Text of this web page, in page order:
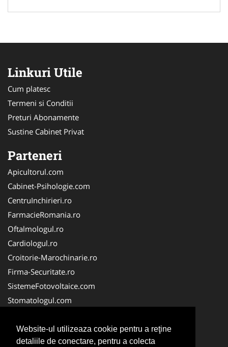
Website-ul utilizeaza cookie pentru a reţine
detaliile de conectare, pentru a colecta
Linkuri Utile
Cum platesc
Termeni si Conditii
Preturi Abonamente
Sustine Cabinet Privat
Parteneri
Apicultorul.com
Cabinet-Psihologie.com
CentruInchirieri.ro
FarmacieRomania.ro
Oftalmologul.ro
Cardiologul.ro
Croitorie-Marochinarie.ro
Firma-Securitate.ro
SistemeFotovoltaice.com
Stomatologul.com
Birouri-Cadastru.ro
Cabinet-Individual.ro